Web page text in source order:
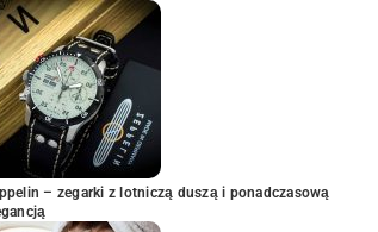
– zegarki z lotniczą duszą i ponadczasową